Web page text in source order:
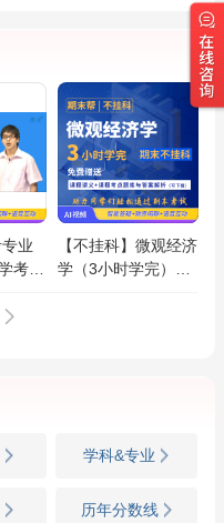
业
考研
【不挂科】微观经济
学（3小时学完）期
学科&专业
历年分数线